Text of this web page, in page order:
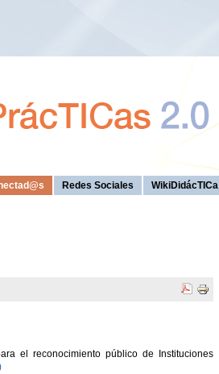
Redes Sociales WikiDidácTICa
el reconocimiento público de Instituciones